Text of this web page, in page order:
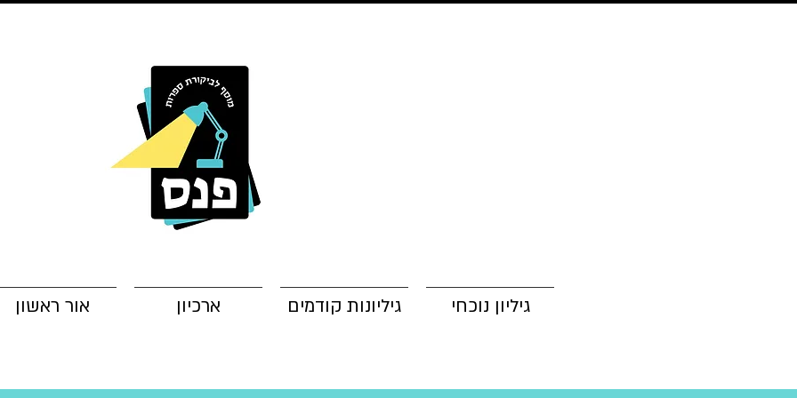
גיליון נוכחי גיליונות קודמים ארכיון אור ראשון